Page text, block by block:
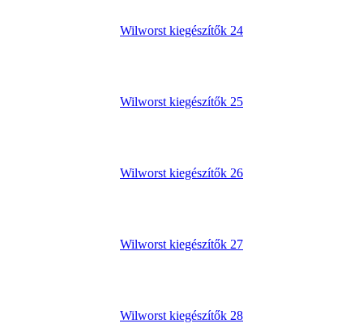
Wilworst kiegészítők 24
Wilworst kiegészítők 25
Wilworst kiegészítők 26
Wilworst kiegészítők 27
Wilworst kiegészítők 28